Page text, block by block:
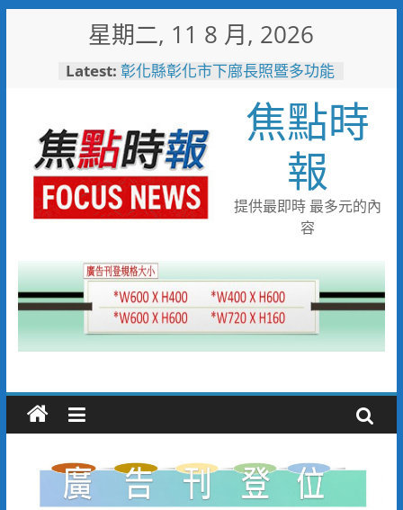
星期二, 11 8 月, 2026
Latest: 彰化縣彰化市下廍長照暨多功能
熊本災區暖起來！高雄、北九州
再出手 132箱物資接力變「熱
食援助」餐車開進避難區
彰化縣2026城鎮韌性(防空)演習
圓滿完成
高雄不只拚半導體！產業轉型大
翻身 營利事業銷售額大增1.36
和美糖友里衛福大樓旁興建動土
焦點時
報
提供最即時 最多元的內
容